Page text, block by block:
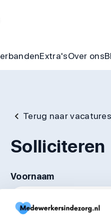
zorgorganisatie
Extra'sOver ons
Terug naar vacatures
Solliciteren
Voornaam
Achternaam